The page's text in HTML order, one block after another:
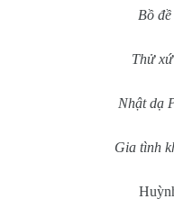
Bồ
Thử
Nhật dạ
Gia tình